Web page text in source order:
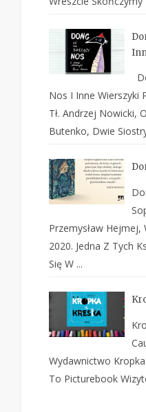
Nos I Inne Wierszyki
Tł. Andrzej Nowicki,
Butenko, Dwie
Przemysław
2020. Jedna Z Tych
Się W ...
Wydawnictwo
To Picturebook